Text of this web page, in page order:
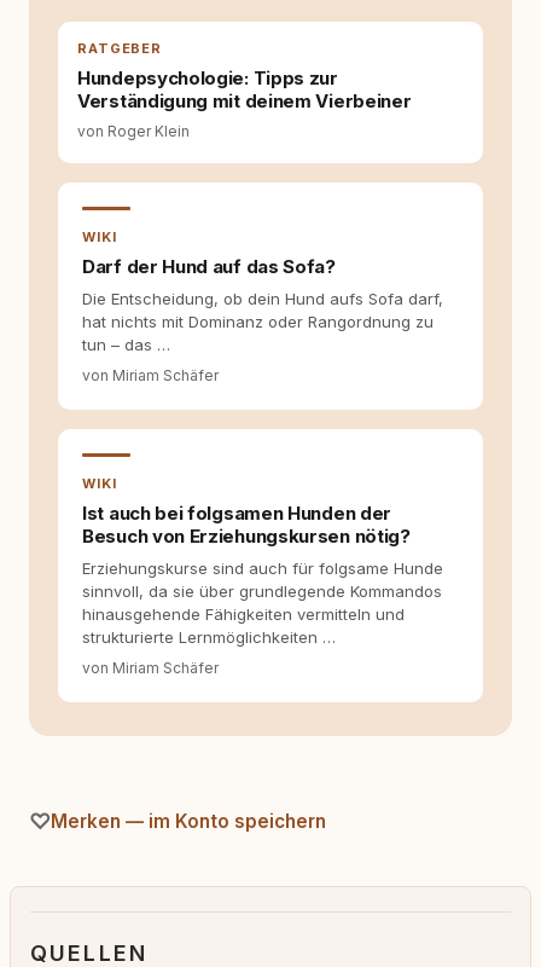
und der Schweiz. Meine Überzeugung:
Tierschutz beginnt mit Wissen. Wer seinen
Hund versteht, trifft bessere Entscheidungen –
für ein Zusammenleben, das beiden guttut.
RATGEBER
Hundepsychologie: Tipps zur
Verständigung mit deinem Vierbeiner
von Roger Klein
WIKI
Darf der Hund auf das Sofa?
Die Entscheidung, ob dein Hund aufs Sofa darf,
hat nichts mit Dominanz oder Rangordnung zu
tun – das …
von Miriam Schäfer
WIKI
Ist auch bei folgsamen Hunden der
Besuch von Erziehungskursen nötig?
Erziehungskurse sind auch für folgsame Hunde
sinnvoll, da sie über grundlegende Kommandos
hinausgehende Fähigkeiten vermitteln und
strukturierte Lernmöglichkeiten …
von Miriam Schäfer
Merken — im Konto speichern
QUELLEN